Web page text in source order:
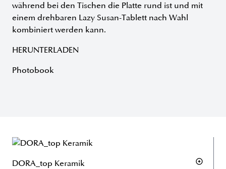
während bei den Tischen die Platte rund ist und mit
einem drehbaren Lazy Susan-Tablett nach Wahl
kombiniert werden kann.
HERUNTERLADEN
Photobook
DORA_top Keramik